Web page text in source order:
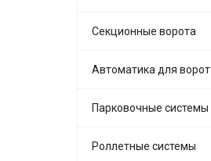
Секционные ворота
Автоматика для ворот
Парковочные системы
Роллетные системы